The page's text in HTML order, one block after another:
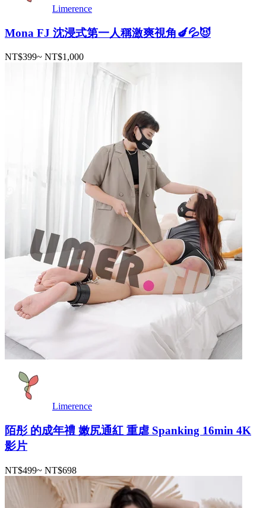
Limerence
Mona FJ 沈浸式第一人稱激爽視角🍆💦😈
NT$399~ NT$1,000
Limerence
陌彤 的成年禮 嫩尻通紅 重虐 Spanking 16min 4K
影片
NT$499~ NT$698